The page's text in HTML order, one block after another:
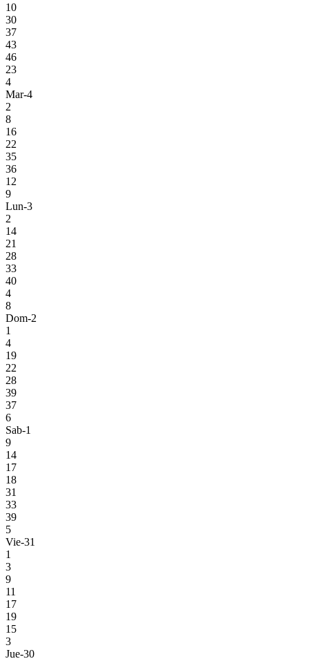
10
30
37
43
46
23
4
Mar-4
2
8
16
22
35
36
12
9
Lun-3
2
14
21
28
33
40
4
8
Dom-2
1
4
19
22
28
39
37
6
Sab-1
9
14
17
18
31
33
39
5
Vie-31
1
3
9
11
17
19
15
3
Jue-30